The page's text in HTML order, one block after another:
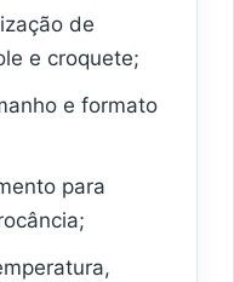
de
e croquete;
e formato
para